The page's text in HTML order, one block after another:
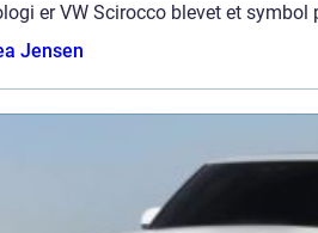
er VW Scirocco blevet et symbol
Jensen